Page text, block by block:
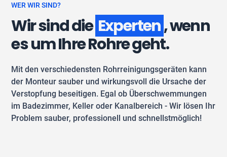
WER WIR SIND?
Wir sind die Experten, wenn
es um Ihre Rohre geht.
Mit den verschiedensten Rohrreinigungsgeräten kann
der Monteur sauber und wirkungsvoll die Ursache der
Verstopfung beseitigen. Egal ob Überschwemmungen
im Badezimmer, Keller oder Kanalbereich - Wir lösen Ihr
Problem sauber, professionell und schnellstmöglich!